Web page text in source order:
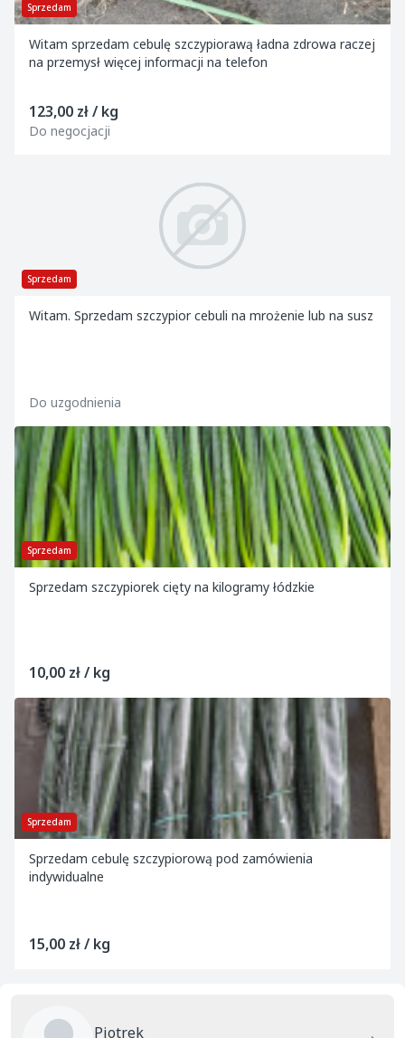
Sprzedam
Witam sprzedam cebulę szczypiorawą ładna zdrowa raczej
na przemysł więcej informacji na telefon
123,00 zł / kg
Do negocjacji
Sprzedam
Witam. Sprzedam szczypior cebuli na mrożenie lub na susz
Do uzgodnienia
Sprzedam
Sprzedam szczypiorek cięty na kilogramy łódzkie
10,00 zł / kg
Sprzedam
Sprzedam cebulę szczypiorową pod zamówienia
indywidualne
15,00 zł / kg
Piotrek